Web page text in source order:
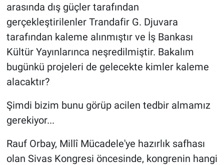
arasında dış güçler tarafından
gerçekleştirilenler Trandafir G. Djuvara
tarafından kaleme alınmıştır ve İş Bankası
Kültür Yayınlarınca neşredilmiştir. Bakalım
bugünkü projeleri de gelecekte kimler kaleme
alacaktır?
Şimdi bizim bunu görüp acilen tedbir almamız
gerekiyor...
Rauf Orbay, Millî Mücadele'ye hazırlık safhası
olan Sivas Kongresi öncesinde, kongrenin hangi